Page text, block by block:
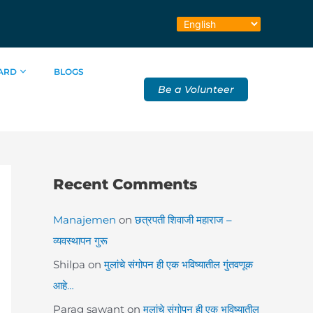
BLOGS
Be a Volunteer
Recent Comments
Manajemen onछत्रपती शिवाजी महाराज –
व्यवस्थापन गुरू
Shilpa onमुलांचे संगोपन ही एक भविष्यातील गुंतवणूक
आहे…
Parag sawant onमुलांचे संगोपन ही एक भविष्यातील